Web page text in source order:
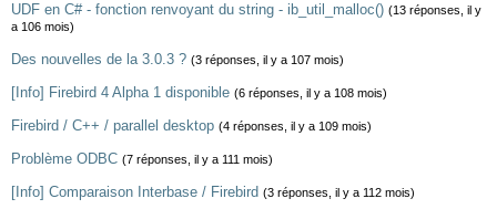
UDF en C# - fonction renvoyant du string - ib_util_malloc() (13 réponses, il y
a 106 mois)
Des nouvelles de la 3.0.3 ? (3 réponses, il y a 107 mois)
[Info] Firebird 4 Alpha 1 disponible (6 réponses, il y a 108 mois)
Firebird / C++ / parallel desktop (4 réponses, il y a 109 mois)
Problème ODBC (7 réponses, il y a 111 mois)
[Info] Comparaison Interbase / Firebird (3 réponses, il y a 112 mois)